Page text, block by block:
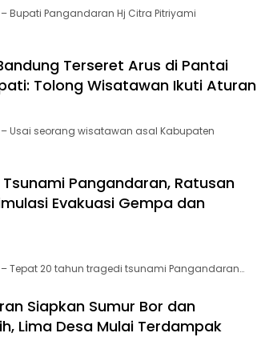
– Bupati Pangandaran Hj Citra Pitriyami
Terseret Arus di Pantai
Tolong Wisatawan Ikuti Aturan
– Usai seorang wisatawan asal Kabupaten
Tsunami Pangandaran, Ratusan
Evakuasi Gempa dan
– Tepat 20 tahun tragedi tsunami Pangandaran…
Siapkan Sumur Bor dan
Lima Desa Mulai Terdampak